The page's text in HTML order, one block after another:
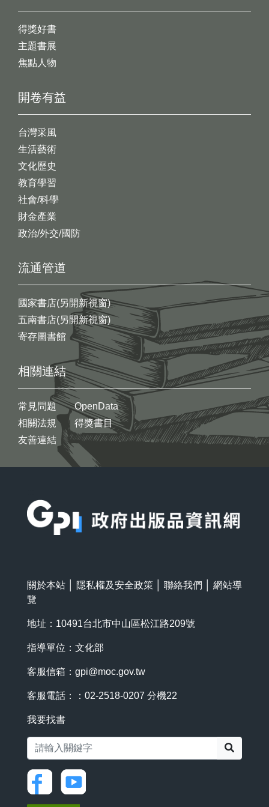
開卷有益
台灣采風
生活藝術
文化歷史
教育學習
社會/科學
財金產業
政治/外交/國防
得獎好書
主題書展
焦點人物
流通管道
國家書店(另開新視窗)
五南書店(另開新視窗)
寄存圖書館
相關連結
常見問題
相關法規
友善連結
OpenData
得獎書目
關於本站 隱私權及安全政策 聯絡我們
網站導
覽
地址：10491台北市中山區松江路209號
指導單位：文化部
客服信箱： gpi@moc.gov.tw
客服電話：：02-2518-0207 分機22
我要找書